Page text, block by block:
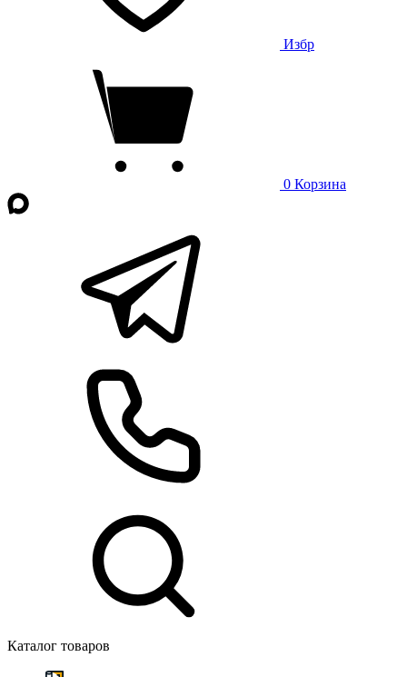
Избр
0 Корзина
Каталог товаров